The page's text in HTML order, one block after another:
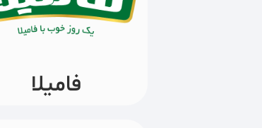
فامیلا